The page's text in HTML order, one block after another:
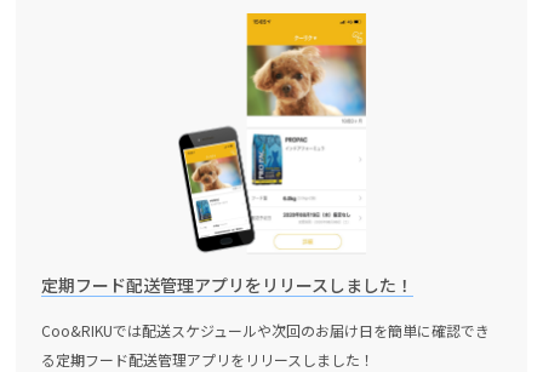
定期フード配送管理アプリをリリースしました！
Coo&RIKUでは配送スケジュールや次回のお届け日を簡単に確認でき
る定期フード配送管理アプリをリリースしました！